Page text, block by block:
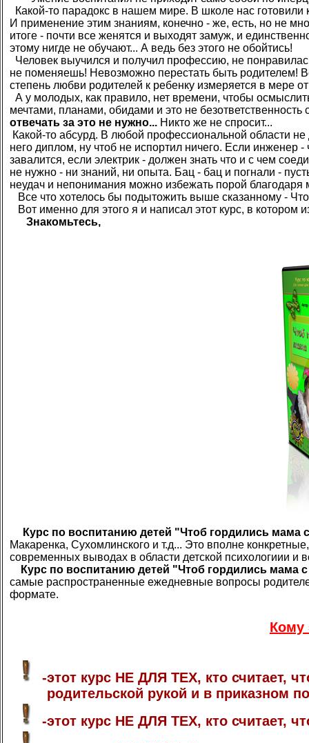
Какой-то парадокс в нашем мире. В школе нас готовили
И применение этим знаниям, конечно - же, есть, но не
итоге - почти все женятся и выходят замуж, и
этому нигде не обучают... А ведь без этого не обойтись!
Человек выучился и получил профессию, не
не поменяешь! Невозможно перестать быть родителем!
степень любви родителей к ребенку измеряется в мере
А у молодых, как правило, нет времени, чтобы
мечтами, планами, обидами и это не безответственность
отвечать за это не нужно... Никто же не спросит...
Какой-то абсурд. В любой профессиональной области не
него диплом, ну чтоб не испортил ничего. Если инженер
завалится, если электрик - должен знать что и с чем
не нужно - ни знаний, ни опыта. Бац - бац и погнали -
неудач и непонимания можно избежать порой
Все что хотелось бы подытожить выше сказанному -
Вот именно для этого я и написал этот курс, в
Знакомьтесь,
Курс по воспитанию детей "Чтоб гордились мама
Макаренка, Сухомлинского и т.д... Это вполне
современных выводах в области детской психологиии
Курс по воспитанию детей "Чтоб гордились мама
самые распространенные ежедневные вопросы
формате.
Кому
-этот курс НЕ ДЛЯ ТЕХ, кто считает,
родительской рукой и в приказном
-этот курс НЕ ДЛЯ ТЕХ, кто считает,